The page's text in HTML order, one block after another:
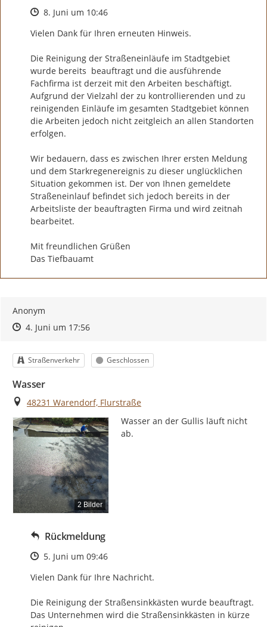
Zeitpunkt des Erstellens
8. Juni um 10:46
Vielen Dank für Ihren erneuten Hinweis.
Die Reinigung der Straßeneinläufe im Stadtgebiet
wurde bereits  beauftragt und die ausführende
Fachfirma ist derzeit mit den Arbeiten beschäftigt.
Aufgrund der Vielzahl der zu kontrollierenden und zu
reinigenden Einläufe im gesamten Stadtgebiet können
die Arbeiten jedoch nicht zeitgleich an allen Standorten
erfolgen.
Wir bedauern, dass es zwischen Ihrer ersten Meldung
und dem Starkregenereignis zu dieser unglücklichen
Situation gekommen ist. Der von Ihnen gemeldete
Straßeneinlauf befindet sich jedoch bereits in der
Arbeitsliste der beauftragten Firma und wird zeitnah
bearbeitet.
Mit freundlichen Grüßen
Das Tiefbauamt
Anonym
Zeitpunkt des Erstellens
Zeitpunkt des Erstellens
4. Juni um 17:56Zur Äußerung
Kategorie
Straßenverkehr Status
Geschlossen
Wasser
Ort
48231 Warendorf, Flurstraße
2 Bilder
Wasser an der Gullis läuft nicht
ab.
Rückmeldung
Zeitpunkt des Erstellens
5. Juni um 09:46
Vielen Dank für Ihre Nachricht.
Die Reinigung der Straßensinkkästen wurde beauftragt.
Das Unternehmen wird die Straßensinkkästen in kürze